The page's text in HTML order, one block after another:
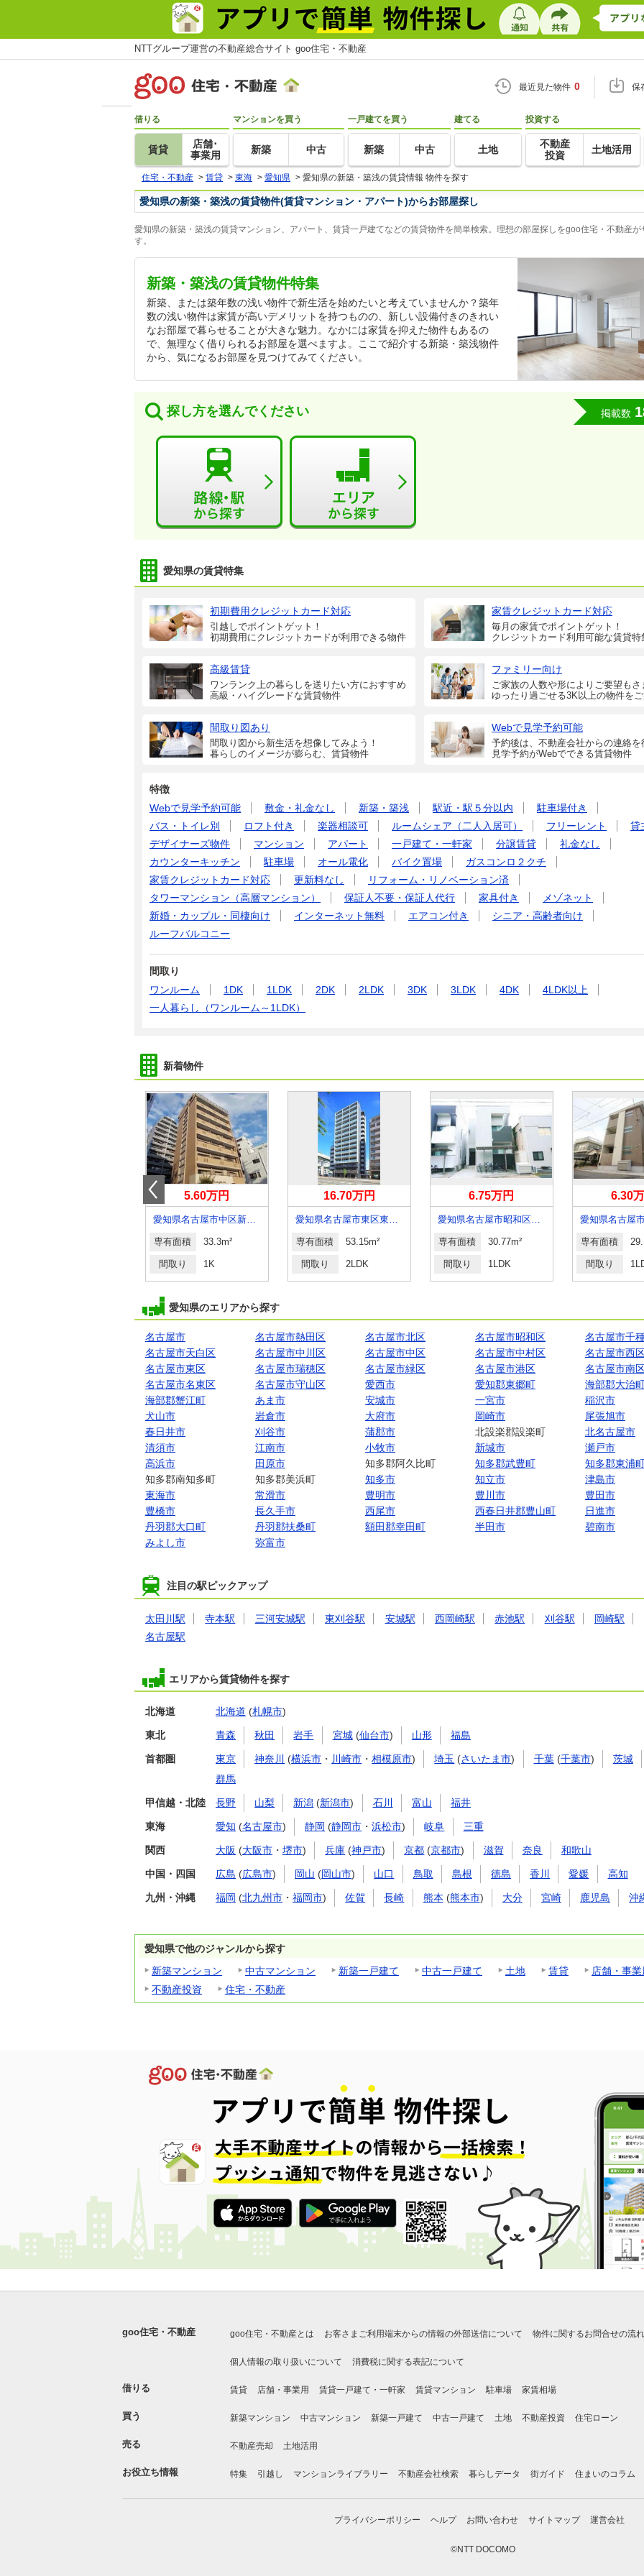
NTTグループ運営の不動産総合サイト goo住宅・不動産
最近見た物件 0 保
借りる
賃貸
店舗･
事業用
マンションを買う
新築 中古
一戸建てを買う
新築 中古
建てる
土地
投資する
不動産
投資
土地活用
住宅・不動産 > 賃貸 > 東海 > 愛知県 > 愛知県の新築・築浅の賃貸情報 物件を探す
愛知県の新築・築浅の賃貸物件(賃貸マンション・アパート)からお部屋探し
愛知県の新築・築浅の賃貸マンション、アパート、賃貸一戸建てなどの賃貸物件を簡単検索。理想の部屋探しをgoo住宅・不動産が
す。
新築・築浅の賃貸物件特集
新築、または築年数の浅い物件で新生活を始めたいと考えていませんか？築年
数の浅い物件は家賃が高いデメリットを持つものの、新しい設備付きのきれい
なお部屋で暮らせることが大きな魅力。なかには家賃を抑えた物件もあるの
で、無理なく借りられるお部屋を選べますよ。ここで紹介する新築・築浅物件
から、気になるお部屋を見つけてみてください。
探し方を選んでください 掲載数
愛知県の賃貸特集
初期費用クレジットカード対応
引越しでポイントゲット！
初期費用にクレジットカードが利用できる物件
家賃クレジットカード対応
毎月の家賃でポイントゲット！
クレジットカード利用可能な賃貸特
高級賃貸
ワンランク上の暮らしを送りたい方におすすめ
高級・ハイグレードな賃貸物件
ファミリー向け
ご家族の人数や形によりご要望もさ
ゆったり過ごせる3K以上の物件を
間取り図あり
間取り図から新生活を想像してみよう！
暮らしのイメージが膨らむ、賃貸物件
Webで見学予約可能
予約後は、不動産会社からの連絡を
見学予約がWebでできる賃貸物件
特徴
Webで見学予約可能
敷金・礼金なし 新築・築浅 駅近・駅５分以内
駐車場付き
バス・トイレ別
ロフト付き 楽器相談可 ルームシェア（二人入居可） フリーレント
貸
デザイナーズ物件
マンション アパート 一戸建て・一軒家 分譲賃貸
礼金なし
カウンターキッチン
駐車場 オール電化 バイク置場
ガスコンロ２クチ
家賃クレジットカード対応
更新料なし
リフォーム・リノベーション済
タワーマンション（高層マンション）
保証人不要・保証人代行 家具付き
メゾネット
新婚・カップル・同棲向け
インターネット無料 エアコン付き
シニア・高齢者向け
ルーフバルコニー
間取り
ワンルーム
1DK 1LDK 2DK 2LDK 3DK 3LDK 4DK
4LDK以上
一人暮らし（ワンルーム～1LDK）
新着物件
5.60万円
愛知県名古屋市中区新栄２
専有面積 33.3m²
間取り 1K
16.70万円
愛知県名古屋市東区東片端町
専有面積 53.15m²
間取り 2LDK
6.75万円
愛知県名古屋市昭和区福江３
専有面積 30.77m²
間取り 1LDK
6.30
専有面積
間取り
愛知県のエリアから探す
名古屋市 名古屋市熱田区 名古屋市北区 名古屋市昭和区
名古屋市千
名古屋市天白区
名古屋市中川区 名古屋市中区 名古屋市中村区
名古屋市西
名古屋市東区
名古屋市瑞穂区 名古屋市緑区 名古屋市港区
名古屋市南
名古屋市名東区
名古屋市守山区 愛西市 愛知郡東郷町
海部郡大治
海部郡蟹江町
あま市 安城市 一宮市
稲沢市
犬山市
岩倉市 大府市 岡崎市
尾張旭市
春日井市
刈谷市 蒲郡市 北設楽郡設楽町
北名古屋市
清須市
江南市 小牧市 新城市
瀬戸市
高浜市
田原市 知多郡阿久比町 知多郡武豊町
知多郡東浦
知多郡南知多町
知多郡美浜町 知多市 知立市
津島市
東海市
常滑市 豊明市 豊川市
豊田市
豊橋市
長久手市 西尾市 西春日井郡豊山町
日進市
丹羽郡大口町
丹羽郡扶桑町 額田郡幸田町 半田市
碧南市
みよし市
弥富市
注目の駅ピックアップ
太田川駅 寺本駅 三河安城駅 東刈谷駅 安城駅 西岡崎駅 赤池駅 刈谷駅
岡崎駅
名古屋駅
エリアから賃貸物件を探す
北海道 北海道 (札幌市)
東北 青森 秋田 岩手 宮城(仙台市) 山形 福島
首都圏 東京 神奈川 (横浜市 ・ 川崎市 ・相模原市) 埼玉 (さいたま市) 千葉(千葉市)
茨城
群馬
甲信越・北陸 長野 山梨 新潟 (新潟市) 石川 富山 福井
東海 愛知 (名古屋市) 静岡 (静岡市 ・浜松市) 岐阜 三重
関西 大阪 (大阪市 ・ 堺市) 兵庫 (神戸市) 京都 (京都市) 滋賀 奈良 和歌山
中国・四国 広島 (広島市) 岡山 (岡山市) 山口 鳥取 島根 徳島 香川 愛媛 高知
九州・沖縄 福岡 (北九州市 ・ 福岡市) 佐賀 長崎 熊本 (熊本市) 大分 宮崎 鹿児島 沖
愛知県で他のジャンルから探す
新築マンション
中古マンション 新築一戸建て 中古一戸建て 土地 賃貸
店舗・事業
不動産投資
住宅・不動産
goo住宅・不動産 goo住宅・不動産とは お客さまご利用端末からの情報の外部送信について 物件に関するお問合せの流れ
個人情報の取り扱いについて 消費税に関する表記について
借りる 賃貸 店舗・事業用 賃貸一戸建て・一軒家 賃貸マンション 駐車場 家賃相場
買う 新築マンション 中古マンション 新築一戸建て 中古一戸建て 土地 不動産投資 住宅ローン
売る 不動産売却 土地活用
お役立ち情報 特集 引越し マンションライブラリー 不動産会社検索 暮らしデータ 街ガイド 住まいのコラム
プライバシーポリシー ヘルプ お問い合わせ サイトマップ 運営会社
©NTT DOCOMO